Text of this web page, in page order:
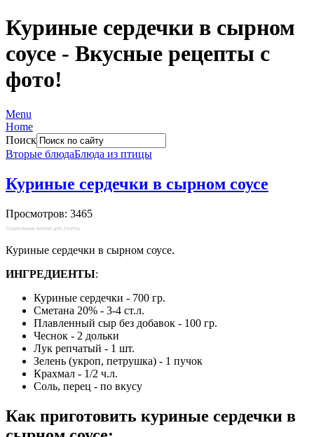
Куриные сердечки в сырном
соусе - Вкусные рецепты с
фото!
Menu
Home
Поиск
Вторые блюдаБлюда из птицы
Куриные сердечки в сырном соусе
Просмотров: 3465
Социальные кнопки для Joomla
Куриные сердечки в сырном соусе.
ИНГРЕДИЕНТЫ:
Куриные сердечки - 700 гр.
Сметана 20% - 3-4 ст.л.
Плавленный сыр без добавок - 100 гр.
Чеснок - 2 дольки
Лук репчатый - 1 шт.
Зелень (укроп, петрушка) - 1 пучок
Крахмал - 1/2 ч.л.
Соль, перец - по вкусу
Как приготовить куриные сердечки в